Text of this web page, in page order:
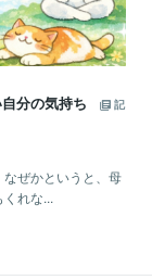
分の気持ち
記
ぜかというと、母
れな...